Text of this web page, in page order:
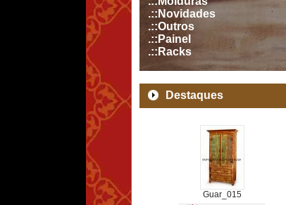
.::Novidades
.::Outros
.::Painel
.::Racks
Destaques
Guar_015